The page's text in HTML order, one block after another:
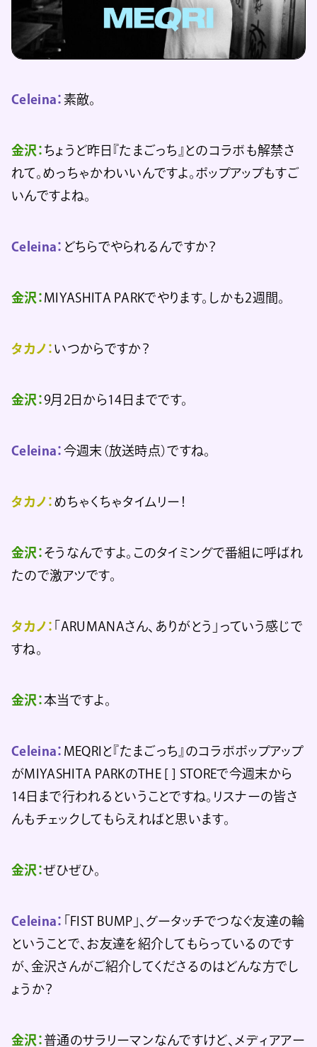
Celeina： 素敵。
金沢： ちょうど昨日『たまごっち』とのコラボも解禁さ
れて。めっちゃかわいいんですよ。ポップアップもすご
いんですよね。
Celeina： どちらでやられるんですか？
金沢： MIYASHITA PARKでやります。しかも2週間。
タカノ： いつからですか？
金沢：9月2日から14日までです。
Celeina： 今週末（放送時点）ですね。
タカノ： めちゃくちゃタイムリー！
金沢： そうなんですよ。このタイミングで番組に呼ばれ
たので激アツです。
タカノ：
「ARUMANAさん、ありがとう」っていう感じで
すね。
金沢：本当ですよ。
Celeina： MEQRIと『たまごっち』のコラボポップアップ
がMIYASHITA PARKのTHE [ ] STOREで今週末から
14日まで行われるということですね。リスナーの皆さ
んもチェックしてもらえればと思います。
金沢：ぜひぜひ。
Celeina：
「FIST BUMP」、グータッチでつなぐ友達の輪
ということで、お友達を紹介してもらっているのです
が、金沢さんがご紹介してくださるのはどんな方でし
ょうか？
金沢：普通のサラリーマンなんですけど、メディアアー